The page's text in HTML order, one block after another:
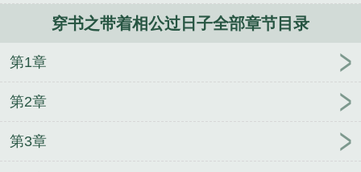
穿书之带着相公过日子全部章节目录
第1章
第2章
第3章